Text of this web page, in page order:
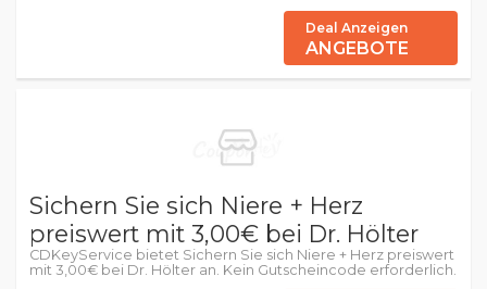
Deal Anzeigen
ANGEBOTE
Sichern Sie sich Niere + Herz
preiswert mit 3,00€ bei Dr. Hölter
CDKeyService bietet Sichern Sie sich Niere + Herz preiswert
mit 3,00€ bei Dr. Hölter an. Kein Gutscheincode erforderlich.